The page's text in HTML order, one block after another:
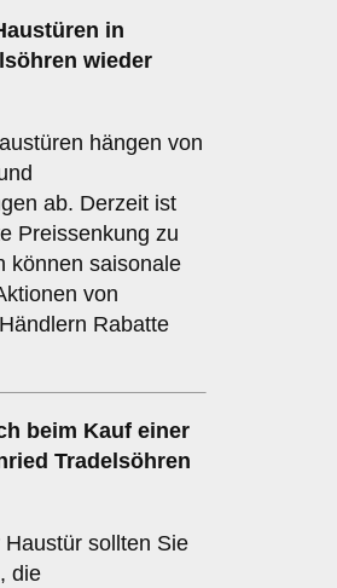
in
wieder
hängen von
ab. Derzeit ist
Preissenkung zu
können saisonale
von
Rabatte
beim Kauf einer
Tradelsöhren
sollten Sie
die